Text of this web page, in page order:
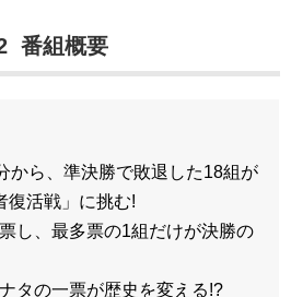
番組概要
から、準決勝で敗退した18組が
復活戦」に挑む!
し、最多票の1組だけが決勝の
タの一票が歴史を変える!?